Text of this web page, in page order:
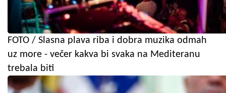
FOTO / Slasna plava riba i dobra muzika odmah
uz more - večer kakva bi svaka na Mediteranu
trebala biti